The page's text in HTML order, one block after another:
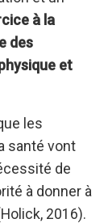
à la
des
et
les
santé vont
de
à donner à
2016).